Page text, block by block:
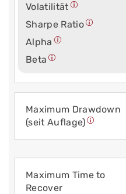
Volatilität
Sharpe Ratio
Alpha
Beta
Maximum Drawdown
(seit Auflage)
Maximum Time to
Recover